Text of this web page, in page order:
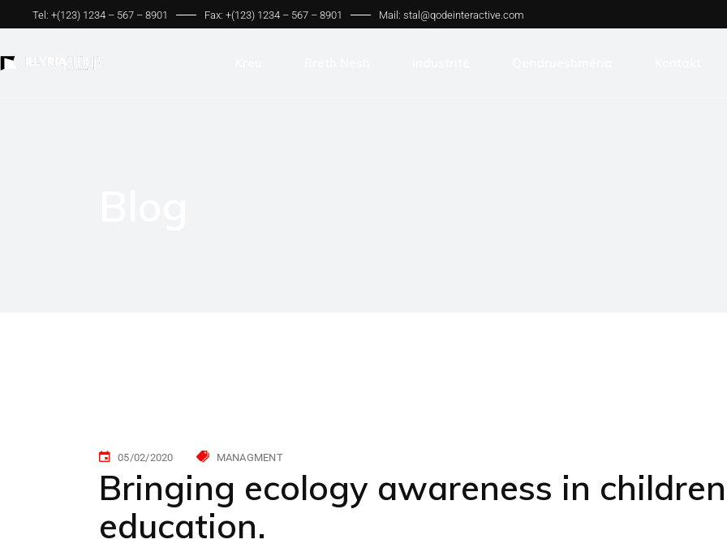
Tel: +(123) 1234 – 567 – 8901 Fax: +(123) 1234 – 567 – 8901 Mail: stal@qodeinteractive.com
05/02/2020 MANAGMENT
Bringing ecology awareness in children
education.